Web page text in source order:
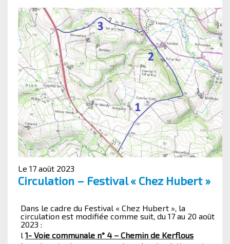
Le 17 août 2023
Circulation – Festival « Chez Hubert »
Dans le cadre du Festival « Chez Hubert », la
circulation est modifiée comme suit, du 17 au 20 août
2023 :
l 1- Voie communale n° 4 – Chemin de Kerflous